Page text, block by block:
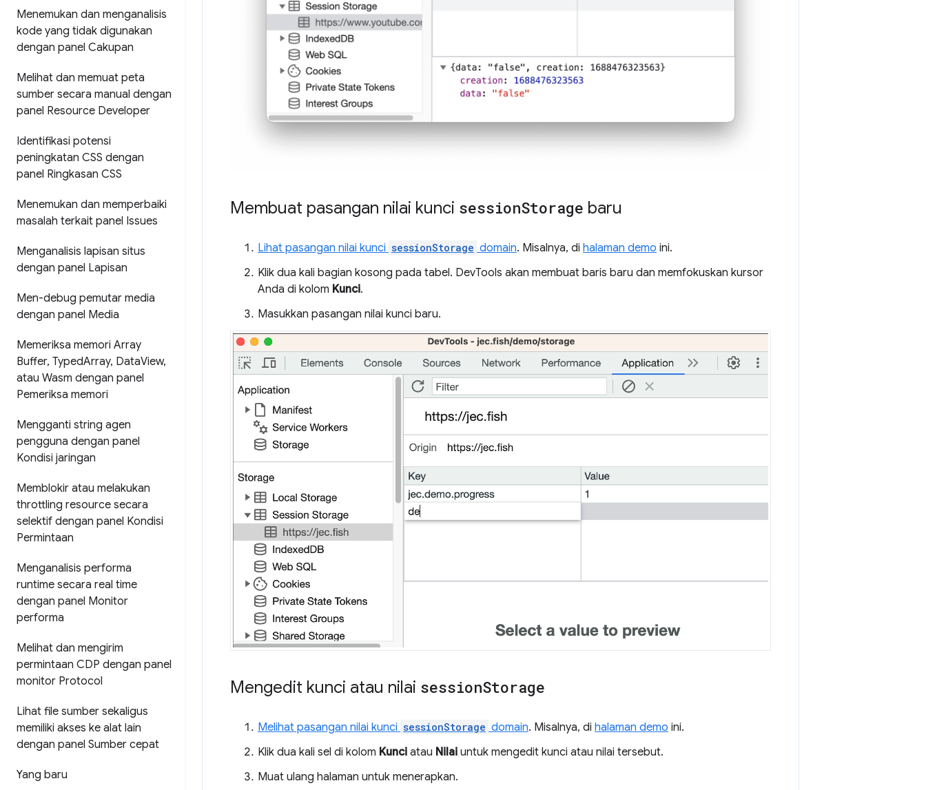
Menemukan dan menganalisis
kode yang tidak digunakan
dengan panel Cakupan
Melihat dan memuat peta
sumber secara manual dengan
panel Resource Developer
Identifikasi potensi
peningkatan CSS dengan
panel Ringkasan CSS
Menemukan dan memperbaiki
masalah terkait panel Issues
Menganalisis lapisan situs
dengan panel Lapisan
Men-debug pemutar media
dengan panel Media
Memeriksa memori Array
Buffer, TypedArray, DataView,
atau Wasm dengan panel
Pemeriksa memori
Mengganti string agen
pengguna dengan panel
Kondisi jaringan
Memblokir atau melakukan
throttling resource secara
selektif dengan panel Kondisi
Permintaan
Menganalisis performa
runtime secara real time
dengan panel Monitor
performa
Melihat dan mengirim
permintaan CDP dengan panel
monitor Protocol
Lihat file sumber sekaligus
memiliki akses ke alat lain
dengan panel Sumber cepat
Yang baru
Membuat pasangan nilai kunci sessionStorage baru
Lihat pasangan nilai kunci sessionStorage domain. Misalnya, di halaman demo ini.
Klik dua kali bagian kosong pada tabel. DevTools akan membuat baris baru dan memfokuskan kursor
Anda di kolom Kunci.
Masukkan pasangan nilai kunci baru.
Mengedit kunci atau nilai sessionStorage
Melihat pasangan nilai kunci sessionStorage domain. Misalnya, di halaman demo ini.
Klik dua kali sel di kolom Kunci atau Nilai untuk mengedit kunci atau nilai tersebut.
Muat ulang halaman untuk menerapkan.